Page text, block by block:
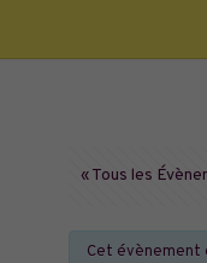
« Tous les
Cet évènement